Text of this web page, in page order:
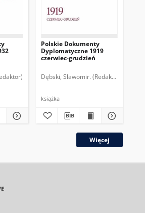
Polskie Dokumenty
Dyplomatyczne 1919
czerwiec-grudzień
Dębski, Sławomir. (Redaktor)
książka
Więcej